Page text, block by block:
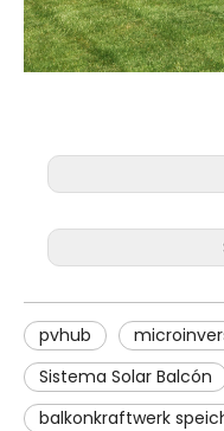
pvhub
Sistema Solar Balcón
balkonkraftwerk